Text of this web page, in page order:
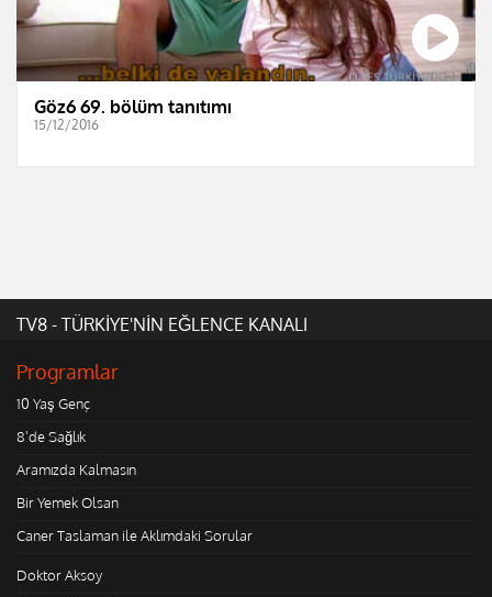
Göz6 69. bölüm tanıtımı
15/12/2016
TV8 - TÜRKİYE'NİN EĞLENCE KANALI
Programlar
10 Yaş Genç
8'de Sağlık
Aramızda Kalmasın
Bir Yemek Olsan
Caner Taslaman ile Aklımdaki Sorular
Doktor Aksoy